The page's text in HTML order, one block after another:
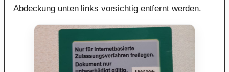
Abdeckung unten links vorsichtig entfernt werden.